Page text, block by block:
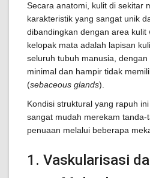
Secara anatomi, kulit di sekitar
karakteristik yang sangat unik
dibandingkan dengan area kulit
kelopak mata adalah lapisan
seluruh tubuh manusia,
minimal dan hampir tidak
(sebaceous glands).
Kondisi struktural yang rapuh
sangat mudah merekam tanda-
penuaan melalui beberapa
1. Vaskularisasi